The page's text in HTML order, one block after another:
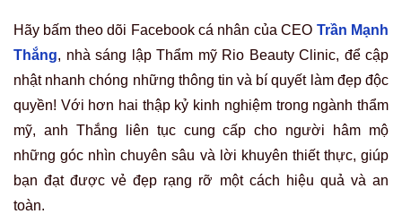
Hãy bấm theo dõi Facebook cá nhân của CEO Trần Mạnh
Thắng, nhà sáng lập Thẩm mỹ Rio Beauty Clinic, để cập
nhật nhanh chóng những thông tin và bí quyết làm đẹp độc
quyền! Với hơn hai thập kỷ kinh nghiệm trong ngành thẩm
mỹ, anh Thắng liên tục cung cấp cho người hâm mộ
những góc nhìn chuyên sâu và lời khuyên thiết thực, giúp
bạn đạt được vẻ đẹp rạng rỡ một cách hiệu quả và an
toàn.